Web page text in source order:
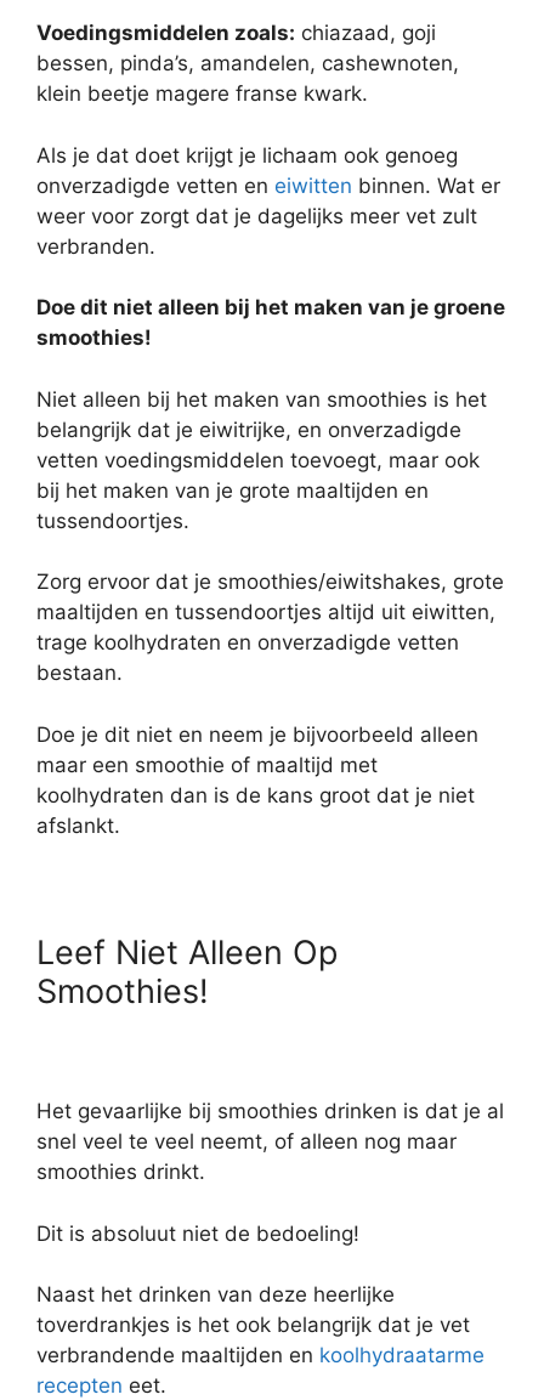
Voedingsmiddelen zoals: chiazaad, goji
bessen, pinda’s, amandelen, cashewnoten,
klein beetje magere franse kwark.
Als je dat doet krijgt je lichaam ook genoeg
onverzadigde vetten en eiwitten binnen. Wat er
weer voor zorgt dat je dagelijks meer vet zult
verbranden.
Doe dit niet alleen bij het maken van je groene
smoothies!
Niet alleen bij het maken van smoothies is het
belangrijk dat je eiwitrijke, en onverzadigde
vetten voedingsmiddelen toevoegt, maar ook
bij het maken van je grote maaltijden en
tussendoortjes.
Zorg ervoor dat je smoothies/eiwitshakes, grote
maaltijden en tussendoortjes altijd uit eiwitten,
trage koolhydraten en onverzadigde vetten
bestaan.
Doe je dit niet en neem je bijvoorbeeld alleen
maar een smoothie of maaltijd met
koolhydraten dan is de kans groot dat je niet
afslankt.
Leef Niet Alleen Op
Smoothies!
Het gevaarlijke bij smoothies drinken is dat je al
snel veel te veel neemt, of alleen nog maar
smoothies drinkt.
Dit is absoluut niet de bedoeling!
Naast het drinken van deze heerlijke
toverdrankjes is het ook belangrijk dat je vet
verbrandende maaltijden en koolhydraatarme
recepten eet.